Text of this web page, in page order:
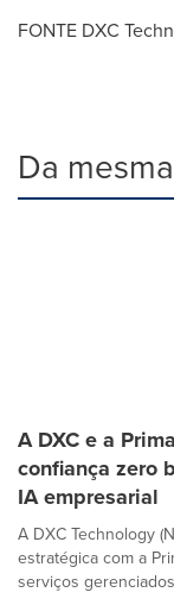
FONTE DXC
Da
A DXC e a
confiança zero
IA empresarial
A DXC Technology
estratégica com a
serviços